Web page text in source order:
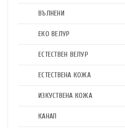
ВЪЛНЕНИ
ЕКО ВЕЛУР
ЕСТЕСТВЕН ВЕЛУР
ЕСТЕСТВЕНА КОЖА
ИЗКУСТВЕНА КОЖА
КАНАП